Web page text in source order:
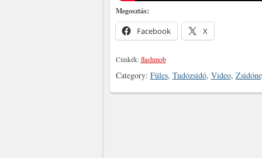
Megosztás:
Facebook X
Cimkék: flashmob
Category: Füles, Tudózsidó, Video,